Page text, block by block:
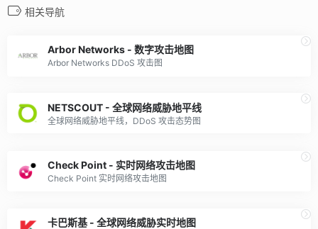
相关导航
Arbor Networks - 数字攻击地图
Arbor Networks DDoS 攻击图
NETSCOUT - 全球网络威胁地平线
全球网络威胁地平线，DDoS 攻击态势图
Check Point - 实时网络攻击地图
Check Point 实时网络攻击地图
卡巴斯基 - 全球网络威胁实时地图